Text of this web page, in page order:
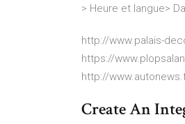
> Heure et langue>
http://www.palais-
https://
http://
Create An